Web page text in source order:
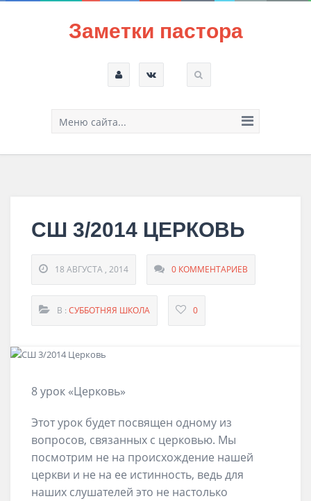
Заметки пастора
Меню сайта...
СШ 3/2014 ЦЕРКОВЬ
18 АВГУСТА , 2014 0 КОММЕНТАРИЕВ
В : СУББОТНЯЯ ШКОЛА 0
8 урок «Церковь»
Этот урок будет посвящен одному из
вопросов, связанных с церковью. Мы
посмотрим не на происхождение нашей
церкви и не на ее истинность, ведь для
наших слушателей это не настолько